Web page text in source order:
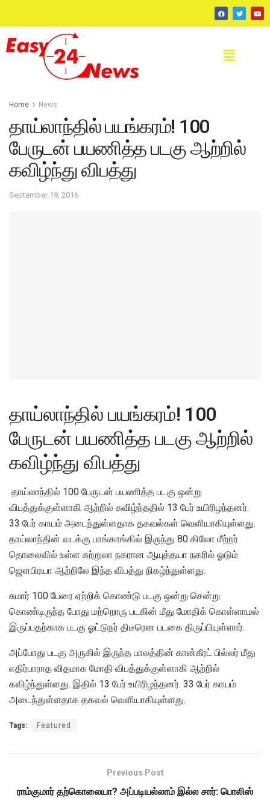
Home News
தாய்லாந்தில் பயங்கரம்! 100
பேருடன் பயணித்த படகு ஆற்றில்
கவிழ்ந்து விபத்து
September 19, 2016
தாய்லாந்தில் பயங்கரம்! 100
பேருடன் பயணித்த படகு ஆற்றில்
கவிழ்ந்து விபத்து
தாய்லாந்தில் 100 பேருடன் பயணித்த படகு ஒன்று
விபத்துக்குள்ளாகி ஆற்றில் கவிழ்ந்ததில் 13 பேர் உயிரிழந்தனர்.
33 பேர் காயம் அடைந்துள்ளதாக தகவல்கள் வெளியாகியுள்ளது.
தாய்லாந்தின் வடக்கு பாங்காங்கில் இருந்து 80 கிலோ மீற்றர்
தொலைவில் உள்ள சுற்றுலா நகரான ஆயுத்தயா நகரில் ஓடும்
ஜௌபிரயா ஆற்றிலே இந்த விபத்து நிகழ்ந்துள்ளது.
சுமார் 100 பேரை ஏற்றிக் கொண்டு படகு ஒன்று சென்று
கொண்டிருந்த போது மற்றொரு படகின் மீது மோதிக் கொள்ளாமல்
இருப்பதற்காக படகு ஓட்டுநர் திடீரென படகை திருப்பியுள்ளார்.
அப்போது படகு அருகில் இருந்த பாலத்தின் கான்கீரட் பில்லர் மீது
எதிர்பாராத விதமாக மோதி விபத்துக்குள்ளாகி ஆற்றில்
கவிழ்ந்துள்ளது. இதில் 13 பேர் உயிரிழந்தனர். 33 பேர் காயம்
அடைந்துள்ளதாக தகவல் வெளியாகியுள்ளது.
Tags: Featured
Previous Post
ராம்குமார் தற்கொலையா? அப்படியல்லாம் இல்ல சார்: பொலிஸ்